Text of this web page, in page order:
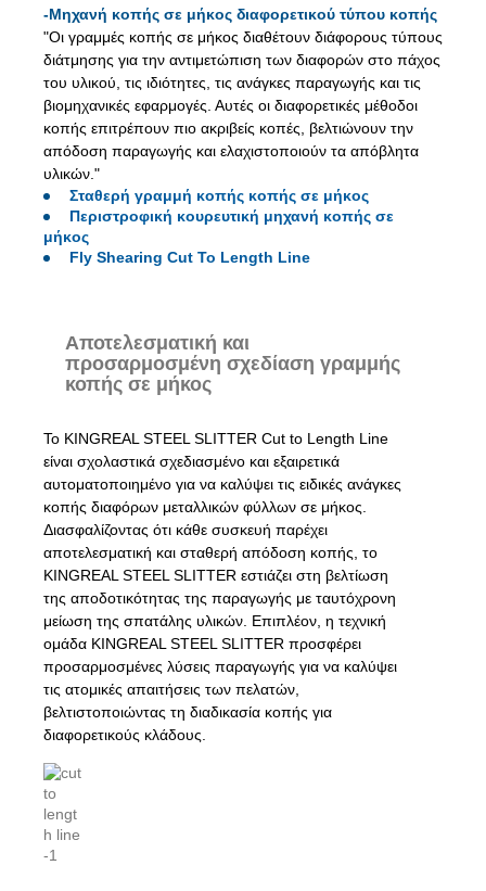
-Μηχανή κοπής σε μήκος διαφορετικού τύπου κοπής
"Οι γραμμές κοπής σε μήκος διαθέτουν διάφορους τύπους
διάτμησης για την αντιμετώπιση των διαφορών στο πάχος
του υλικού, τις ιδιότητες, τις ανάγκες παραγωγής και τις
βιομηχανικές εφαρμογές. Αυτές οι διαφορετικές μέθοδοι
κοπής επιτρέπουν πιο ακριβείς κοπές, βελτιώνουν την
απόδοση παραγωγής και ελαχιστοποιούν τα απόβλητα
υλικών."
Σταθερή γραμμή κοπής κοπής σε μήκος
Περιστροφική κουρευτική μηχανή κοπής σε
μήκος
Fly Shearing Cut To Length Line
Αποτελεσματική και
προσαρμοσμένη σχεδίαση γραμμής
κοπής σε μήκος
Το KINGREAL STEEL SLITTER Cut to Length Line
είναι σχολαστικά σχεδιασμένο και εξαιρετικά
αυτοματοποιημένο για να καλύψει τις ειδικές ανάγκες
κοπής διαφόρων μεταλλικών φύλλων σε μήκος.
Διασφαλίζοντας ότι κάθε συσκευή παρέχει
αποτελεσματική και σταθερή απόδοση κοπής, το
KINGREAL STEEL SLITTER εστιάζει στη βελτίωση
της αποδοτικότητας της παραγωγής με ταυτόχρονη
μείωση της σπατάλης υλικών. Επιπλέον, η τεχνική
ομάδα KINGREAL STEEL SLITTER προσφέρει
προσαρμοσμένες λύσεις παραγωγής για να καλύψει
τις ατομικές απαιτήσεις των πελατών,
βελτιστοποιώντας τη διαδικασία κοπής για
διαφορετικούς κλάδους.